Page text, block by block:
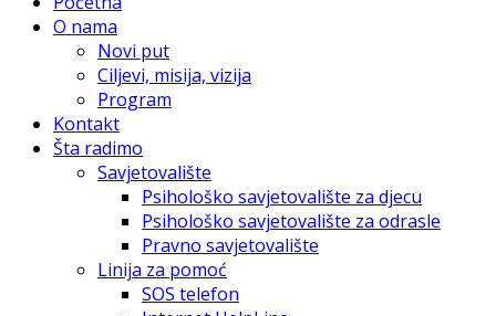
O nama
Novi put
Ciljevi, misija, vizija
Program
Kontakt
Šta radimo
Savjetovalište
Psihološko savjetovalište za djecu
Psihološko savjetovalište za odrasle
Pravno savjetovalište
Linija za pomoć
SOS telefon